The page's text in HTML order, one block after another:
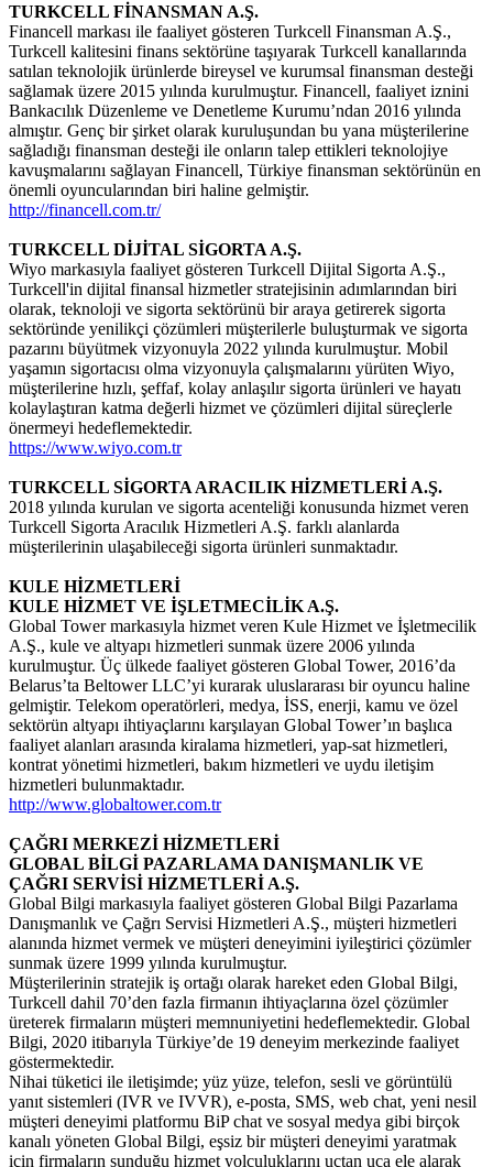
TURKCELL FİNANSMAN A.Ş.
Financell markası ile faaliyet gösteren Turkcell Finansman A.Ş.,
Turkcell kalitesini finans sektörüne taşıyarak Turkcell kanallarında
satılan teknolojik ürünlerde bireysel ve kurumsal finansman desteği
sağlamak üzere 2015 yılında kurulmuştur. Financell, faaliyet iznini
Bankacılık Düzenleme ve Denetleme Kurumu’ndan 2016 yılında
almıştır. Genç bir şirket olarak kuruluşundan bu yana müşterilerine
sağladığı finansman desteği ile onların talep ettikleri teknolojiye
kavuşmalarını sağlayan Financell, Türkiye finansman sektörünün en
önemli oyuncularından biri haline gelmiştir.
http://financell.com.tr/
TURKCELL DİJİTAL SİGORTA A.Ş.
Wiyo markasıyla faaliyet gösteren Turkcell Dijital Sigorta A.Ş.,
Turkcell'in dijital finansal hizmetler stratejisinin adımlarından biri
olarak, teknoloji ve sigorta sektörünü bir araya getirerek sigorta
sektöründe yenilikçi çözümleri müşterilerle buluşturmak ve sigorta
pazarını büyütmek vizyonuyla 2022 yılında kurulmuştur. Mobil
yaşamın sigortacısı olma vizyonuyla çalışmalarını yürüten Wiyo,
müşterilerine hızlı, şeffaf, kolay anlaşılır sigorta ürünleri ve hayatı
kolaylaştıran katma değerli hizmet ve çözümleri dijital süreçlerle
önermeyi hedeflemektedir.
https://www.wiyo.com.tr
TURKCELL SİGORTA ARACILIK HİZMETLERİ A.Ş.
2018 yılında kurulan ve sigorta acenteliği konusunda hizmet veren
Turkcell Sigorta Aracılık Hizmetleri A.Ş. farklı alanlarda
müşterilerinin ulaşabileceği sigorta ürünleri sunmaktadır.
KULE HİZMETLERİ
KULE HİZMET VE İŞLETMECİLİK A.Ş.
Global Tower markasıyla hizmet veren Kule Hizmet ve İşletmecilik
A.Ş., kule ve altyapı hizmetleri sunmak üzere 2006 yılında
kurulmuştur. Üç ülkede faaliyet gösteren Global Tower, 2016’da
Belarus’ta Beltower LLC’yi kurarak uluslararası bir oyuncu haline
gelmiştir. Telekom operatörleri, medya, İSS, enerji, kamu ve özel
sektörün altyapı ihtiyaçlarını karşılayan Global Tower’ın başlıca
faaliyet alanları arasında kiralama hizmetleri, yap-sat hizmetleri,
kontrat yönetimi hizmetleri, bakım hizmetleri ve uydu iletişim
hizmetleri bulunmaktadır.
http://www.globaltower.com.tr
ÇAĞRI MERKEZİ HİZMETLERİ
GLOBAL BİLGİ PAZARLAMA DANIŞMANLIK VE
ÇAĞRI SERVİSİ HİZMETLERİ A.Ş.
Global Bilgi markasıyla faaliyet gösteren Global Bilgi Pazarlama
Danışmanlık ve Çağrı Servisi Hizmetleri A.Ş., müşteri hizmetleri
alanında hizmet vermek ve müşteri deneyimini iyileştirici çözümler
sunmak üzere 1999 yılında kurulmuştur.
Müşterilerinin stratejik iş ortağı olarak hareket eden Global Bilgi,
Turkcell dahil 70’den fazla firmanın ihtiyaçlarına özel çözümler
üreterek firmaların müşteri memnuniyetini hedeflemektedir. Global
Bilgi, 2020 itibarıyla Türkiye’de 19 deneyim merkezinde faaliyet
göstermektedir.
Nihai tüketici ile iletişimde; yüz yüze, telefon, sesli ve görüntülü
yanıt sistemleri (IVR ve IVVR), e-posta, SMS, web chat, yeni nesil
müşteri deneyimi platformu BiP chat ve sosyal medya gibi birçok
kanalı yöneten Global Bilgi, eşsiz bir müşteri deneyimi yaratmak
için firmaların sunduğu hizmet yolculuklarını uçtan uca ele alarak